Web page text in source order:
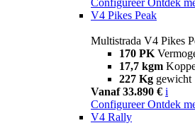
V4 Pikes Peak
Multistrada V4 Pikes
170 PK
17,7 kgm
227 Kg gewicht
Vanaf 33.890 € i
Configureer Ontdek
V4 Rally